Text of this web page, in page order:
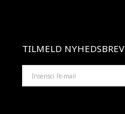
TILMELD NYHEDSBREV
MAIL